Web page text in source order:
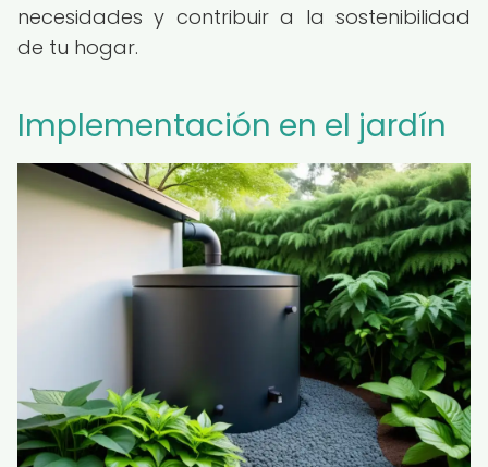
necesidades y contribuir a la sostenibilidad
de tu hogar.
Implementación en el jardín